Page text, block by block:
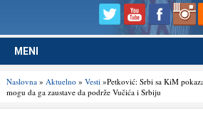
MENI
Naslovna» Aktuelno» Vesti»Petković: Srbi sa KiM
mogu da ga zaustave da podrže Vučića i Srbiju